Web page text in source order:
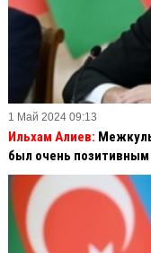
1 Май 2024 09:13
Ильхам Алиев:
был очень позитивным